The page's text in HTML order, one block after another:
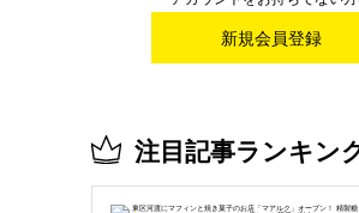
新規会員登録
注目記事ランキン